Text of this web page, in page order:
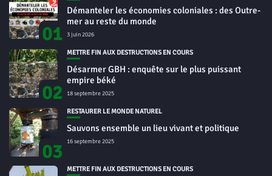
01
Démanteler les économies coloniales : des Outre-
mer au reste du monde
3 juin 2026
02
METTRE FIN AUX DESTRUCTIONS EN COURS
Désarmer GBH : enquête sur le plus puissant
empire béké
18 septembre 2025
03
RESTAURER LE MONDE NATUREL
Sauvons ensemble un lieu vivant et politique
16 septembre 2025
METTRE FIN AUX DESTRUCTIONS EN COURS